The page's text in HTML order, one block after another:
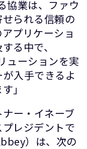
協業は、ファウ
られる信頼の
プリケーショ
る中で、
ューションを実
入手できるよ
」
ー・イネーブ
レジデントで
）は、次の